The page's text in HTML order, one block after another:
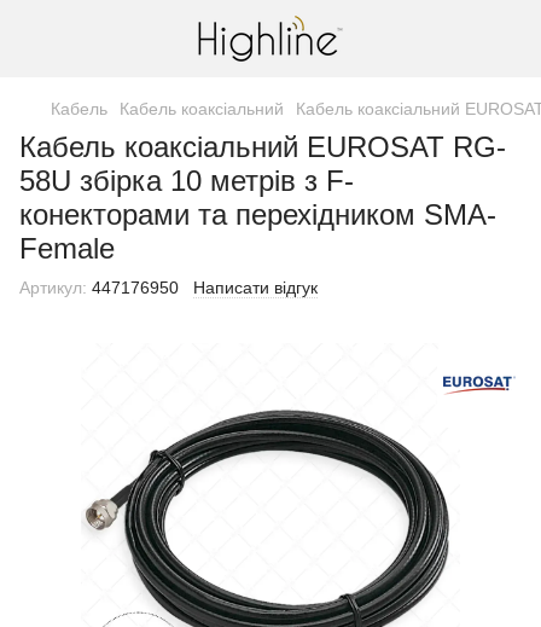
Кабель Кабель коаксіальний Кабель коаксіальний
Кабель коаксіальний EUROSAT RG-
58U збірка 10 метрів з F-
конекторами та перехідником SMA-
Female
Артикул: 447176950 Написати відгук